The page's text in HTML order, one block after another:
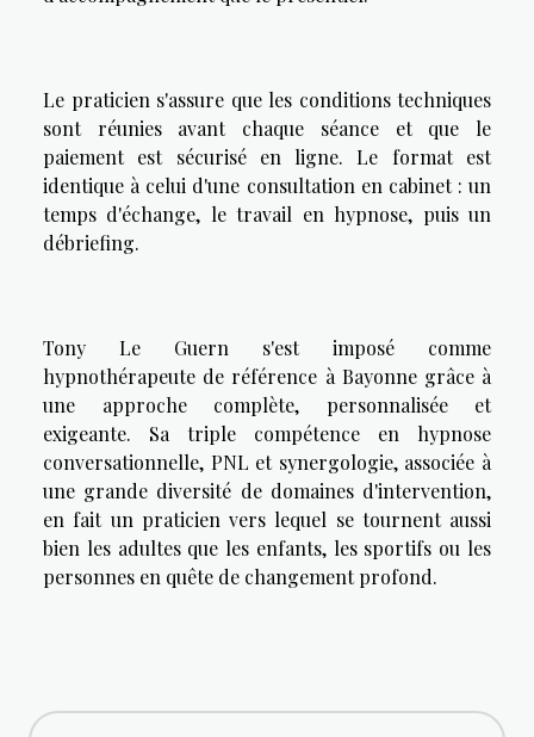
Le praticien s'assure que les conditions techniques
sont réunies avant chaque séance et que le
paiement est sécurisé en ligne. Le format est
identique à celui d'une consultation en cabinet : un
temps d'échange, le travail en hypnose, puis un
débriefing.
Tony Le Guern s'est imposé comme
hypnothérapeute de référence à Bayonne grâce à
une approche complète, personnalisée et
exigeante. Sa triple compétence en hypnose
conversationnelle, PNL et synergologie, associée à
une grande diversité de domaines d'intervention,
en fait un praticien vers lequel se tournent aussi
bien les adultes que les enfants, les sportifs ou les
personnes en quête de changement profond.